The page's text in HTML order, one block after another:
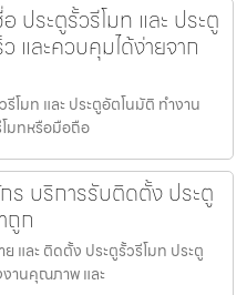
ประตูรั้วรีโมท และ ประตู
และควบคุมได้ง่ายจาก
โมท และ ประตูอัตโนมัติ ทำงาน
โมทหรือมือถือ
ร บริการรับติดตั้ง ประตู
ถูก
และ ติดตั้ง ประตูรั้วรีโมท ประตู
านคุณภาพ และ